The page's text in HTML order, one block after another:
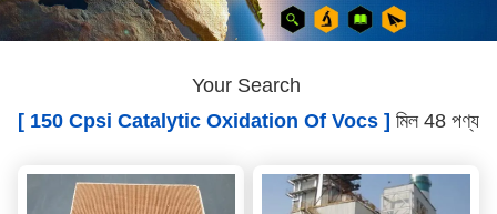
Your Search
[ 150 Cpsi Catalytic Oxidation Of Vocs ] মিল 48 পণ্য